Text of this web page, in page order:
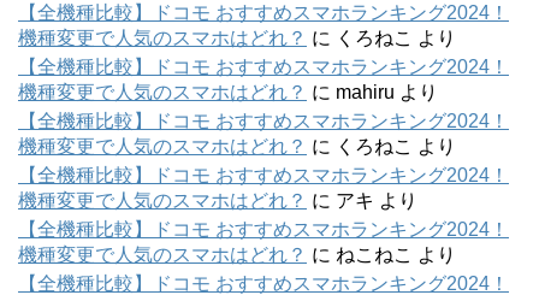
【全機種比較】ドコモ おすすめスマホランキング2024！
機種変更で人気のスマホはどれ？ に くろねこ より
【全機種比較】ドコモ おすすめスマホランキング2024！
機種変更で人気のスマホはどれ？ に mahiru より
【全機種比較】ドコモ おすすめスマホランキング2024！
機種変更で人気のスマホはどれ？ に くろねこ より
【全機種比較】ドコモ おすすめスマホランキング2024！
機種変更で人気のスマホはどれ？ に アキ より
【全機種比較】ドコモ おすすめスマホランキング2024！
機種変更で人気のスマホはどれ？ に ねこねこ より
【全機種比較】ドコモ おすすめスマホランキング2024！